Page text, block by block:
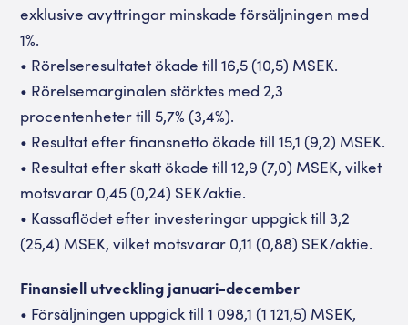
exklusive avyttringar minskade försäljningen med
1%.
• Rörelseresultatet ökade till 16,5 (10,5) MSEK.
• Rörelsemarginalen stärktes med 2,3
procentenheter till 5,7% (3,4%).
• Resultat efter finansnetto ökade till 15,1 (9,2) MSEK.
• Resultat efter skatt ökade till 12,9 (7,0) MSEK, vilket
motsvarar 0,45 (0,24) SEK/aktie.
• Kassaflödet efter investeringar uppgick till 3,2
(25,4) MSEK, vilket motsvarar 0,11 (0,88) SEK/aktie.
Finansiell utveckling januari-december
• Försäljningen uppgick till 1 098,1 (1 121,5) MSEK,